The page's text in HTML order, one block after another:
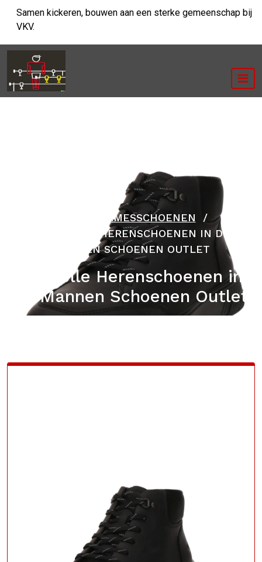
naar
inhoud
Samen kickeren, bouwen aan een sterke gemeenschap bij
VKV.
DAMESSCHOENEN /
STIJLVOLLE HERENSCHOENEN IN DE
MANNEN SCHOENEN OUTLET
Stijlvolle Herenschoenen in
de Mannen Schoenen Outlet